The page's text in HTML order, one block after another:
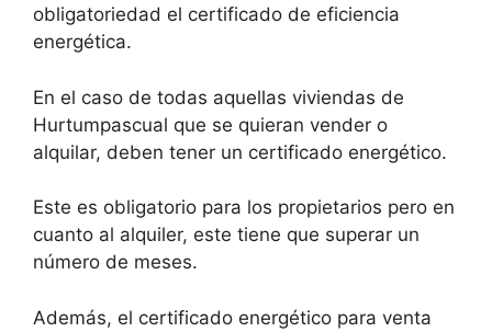
obligatoriedad el certificado de eficiencia
energética.
En el caso de todas aquellas viviendas de
Hurtumpascual que se quieran vender o
alquilar, deben tener un certificado energético.
Este es obligatorio para los propietarios pero en
cuanto al alquiler, este tiene que superar un
número de meses.
Además, el certificado energético para venta